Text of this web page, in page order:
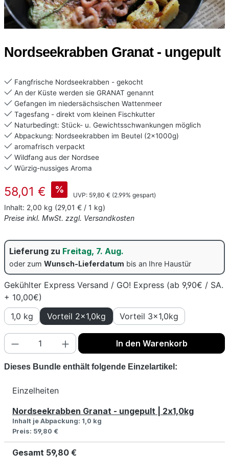
Nordseekrabben Granat - ungepult
Fangfrische Nordseekrabben - gekocht
An der Küste werden sie GRANAT genannt
Gefangen im niedersächsischen Wattenmeer
Tagesfang - direkt vom kleinen Fischkutter
Naturbedingt: Stück- u. Gewichtsschwankungen möglich
Abpackung: Nordseekrabben im Beutel (2x1000g)
aromafrisch verpackt
Wildfang aus der Nordsee
Würzig-nussiges Aroma
Verkaufspreis:
58,01 € %
UVP: Regulärer Preis:
59,80 € (2.99% gespart)
Inhalt: 2,00 kg (29,01 € / 1 kg)
Preise inkl. MwSt. zzgl. Versandkosten
Lieferung zu Freitag, 7. Aug.
oder zum Wunsch-Lieferdatum bis an Ihre Haustür
Gekühlter Express Versand / GO! Express (ab 9,90€ / SA.
+ 10,00€)
1,0 kg
Vorteil 2x1,0kg Vorteil 3x1,0kg
Produkt Anzahl: Gib den gewünschten
In den Warenkorb
Dieses Bundle enthält folgende Einzelartikel:
Einzelheiten
Nordseekrabben Granat - ungepult | 2x1,0kg
Inhalt je Abpackung: 1,0 kg
Preis: 59,80 €
Gesamt 59,80 €